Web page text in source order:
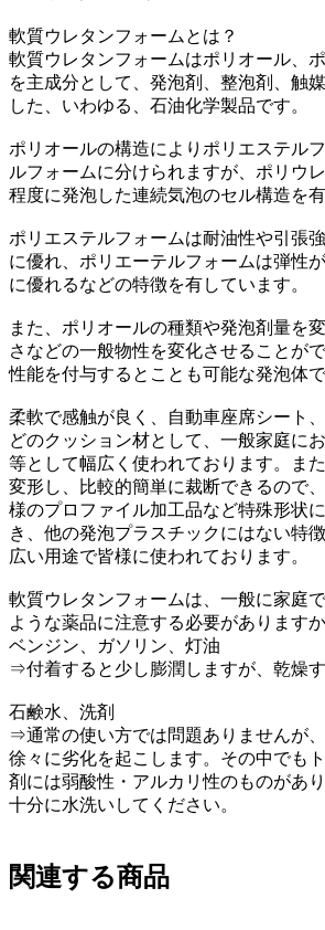
軟質ウレタンフォームとは？
軟質ウレタンフォームはポリオール、
を主成分として、発泡剤、整泡剤、触
した、いわゆる、石油化学製品です。
ポリオールの構造によりポリエステル
ルフォームに分けられますが、ポリウ
程度に発泡した連続気泡のセル構造を有
ポリエステルフォームは耐油性や引張
に優れ、ポリエーテルフォームは弾性
に優れるなどの特徴を有しています。
また、ポリオールの種類や発泡剤量を
さなどの一般物性を変化させることが
性能を付与するとことも可能な発泡体で
柔軟で感触が良く、自動車座席シート
どのクッション材として、一般家庭に
等として幅広く使われております。ま
変形し、比較的簡単に裁断できるので
様のプロファイル加工品など特殊形状
き、他の発泡プラスチックにはない特
広い用途で皆様に使われております。
軟質ウレタンフォームは、一般に家庭
ような薬品に注意する必要があります
ベンジン、ガソリン、灯油
⇒付着すると少し膨潤しますが、乾燥す
石鹸水、洗剤
⇒通常の使い方では問題ありませんが
徐々に劣化を起こします。その中でも
剤には弱酸性・アルカリ性のものがあ
十分に水洗いしてください。
関連する商品